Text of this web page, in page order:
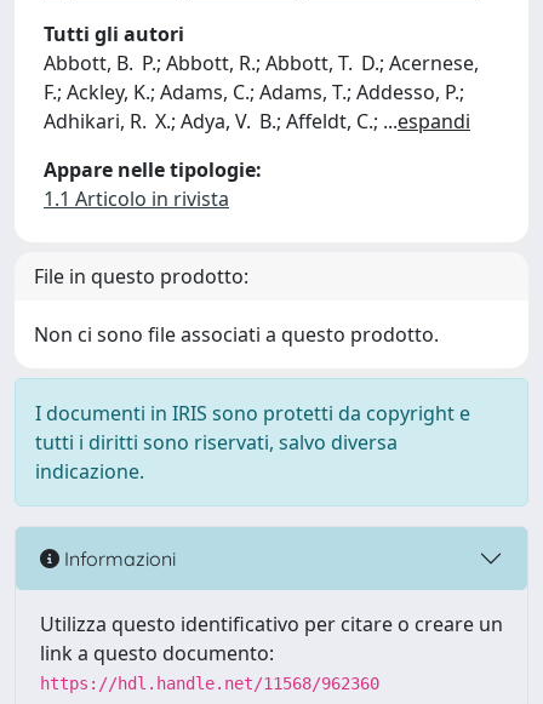
Tutti gli autori
Abbott, B. P.; Abbott, R.; Abbott, T. D.; Acernese,
F.; Ackley, K.; Adams, C.; Adams, T.; Addesso, P.;
Adhikari, R. X.; Adya, V. B.; Affeldt, C.; ...espandi
Appare nelle tipologie:
1.1 Articolo in rivista
File in questo prodotto:
Non ci sono file associati a questo prodotto.
I documenti in IRIS sono protetti da copyright e
tutti i diritti sono riservati, salvo diversa
indicazione.
Informazioni
Utilizza questo identificativo per citare o creare un
link a questo documento:
https://hdl.handle.net/11568/962360